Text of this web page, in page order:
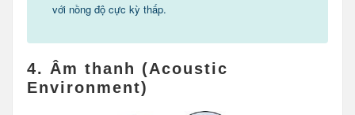
với nồng độ cực kỳ thấp.
4. Âm thanh (Acoustic
Environment)